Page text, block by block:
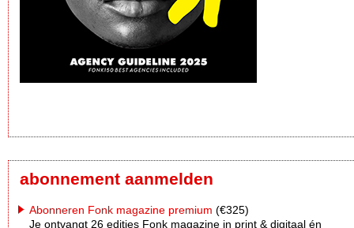
abonnement aanmelden
Abonneren Fonk magazine premium (€325)
Je ontvangt 26 edities Fonk magazine in print & digitaal én